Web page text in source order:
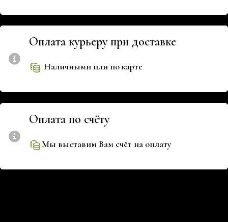
Оплата курьеру при доставке
Наличными или по карте
Оплата по счёту
Мы выставим Вам счёт на оплату